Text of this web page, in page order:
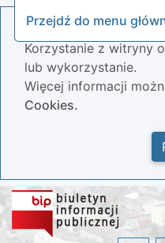
Przejdź do menu
Nasza strona
Korzystanie z witryny
lub wykorzystanie.
Więcej informacji
Cookies.